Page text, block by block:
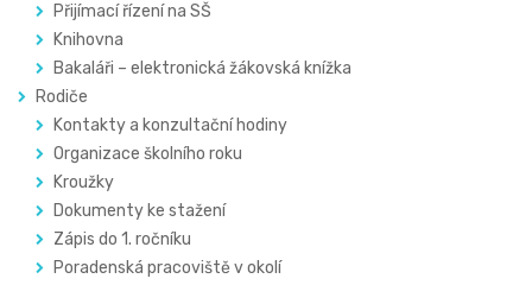
Přijímací řízení na SŠ
Knihovna
Bakaláři – elektronická žákovská knížka
Rodiče
Kontakty a konzultační hodiny
Organizace školního roku
Kroužky
Dokumenty ke stažení
Zápis do 1. ročníku
Poradenská pracoviště v okolí